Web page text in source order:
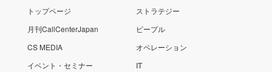
トップページ
月刊CallCenterJapan
CS MEDIA
イベント・セミナー
ストラテジー
ピープル
オペレーション
IT